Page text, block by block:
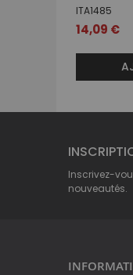
ITA1485
14,09 €
Inscrivez-
nouveautés.